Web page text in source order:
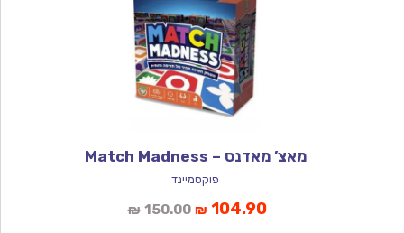
מאצ’ מאדנס – Match Madness
פוקסמיינד
₪ 150.00המחיר
₪ 104.90המחיר